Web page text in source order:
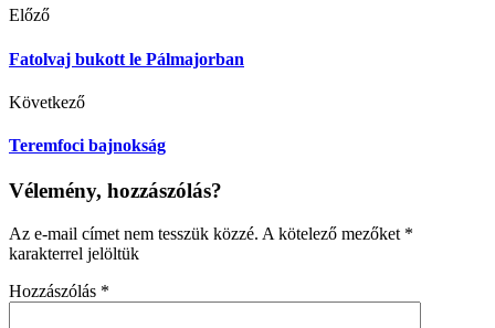
Előző
Fatolvaj bukott le Pálmajorban
Következő
Teremfoci bajnokság
Vélemény, hozzászólás?
Az e-mail címet nem tesszük közzé. A kötelező mezőket *
karakterrel jelöltük
Hozzászólás *